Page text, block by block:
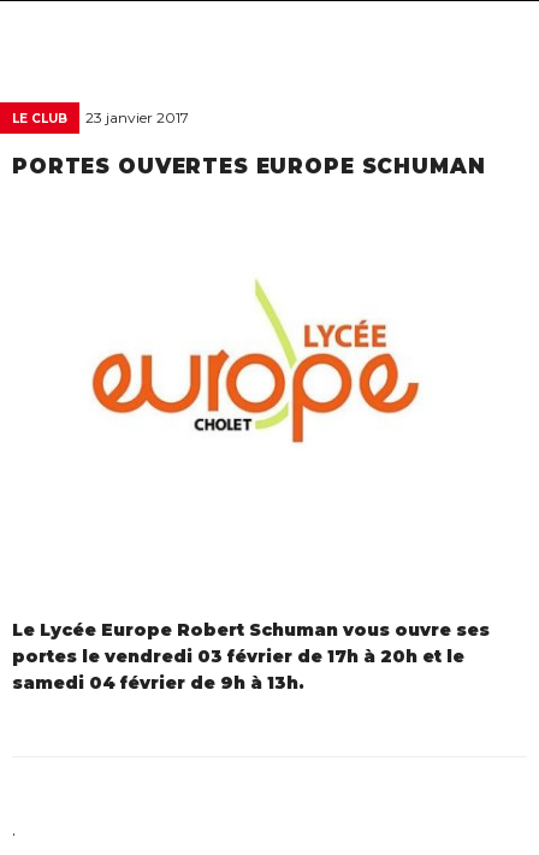
LE CLUB 23 janvier 2017
PORTES OUVERTES EUROPE SCHUMAN
Le Lycée Europe Robert Schuman vous ouvre ses
portes le vendredi 03 février de 17h à 20h et le
samedi 04 février de 9h à 13h.
.